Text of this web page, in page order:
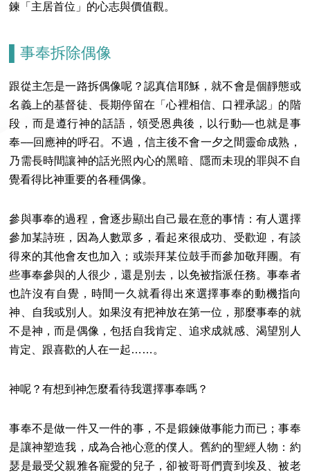
鍊「主居首位」的心志與價值觀。
▌事奉拆除偶像
跟從主怎是一路拆偶像呢？認真信耶穌，就不會是個靜態或
名義上的基督徒、長期停留在「心裡相信、口裡承認」的階
段，而是遵行神的話語，領受恩典後，以行動––也就是事
奉––回應神的呼召。不過，信主後不會一夕之間靈命成熟，
乃需長時間讓神的話光照內心的黑暗、隱而未現的罪與不自
覺看得比神重要的各種偶像。
參與事奉的過程，會逐步顯出自己最在意的事情：有人選擇
參加某詩班，因為人數眾多，看起來很成功、受歡迎，有談
得來的其他會友也加入；或崇拜某位鼓手而參加敬拜團。有
些事奉參與的人很少，還是別去，以免被指派任務。事奉者
也許沒有自覺，時間一久就看得出來選擇事奉的動機指向
神、自我或別人。如果沒有把神放在第一位，那麼事奉的就
不是神，而是偶像，包括自我肯定、追求成就感、渴望別人
肯定、跟喜歡的人在一起……。
神呢？有想到神怎麼看待我選擇事奉嗎？
事奉不是做一件又一件的事，不是鍛鍊做事能力而已；事奉
是讓神塑造我，成為合祂心意的僕人。舊約的聖經人物：約
瑟是最受父親雅各寵愛的兒子，卻被哥哥們賣到埃及、被老